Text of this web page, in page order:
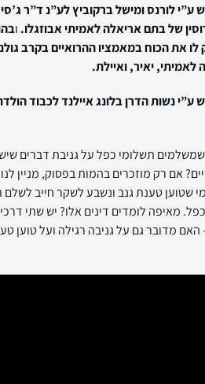
ע”י לורנס ומישל ברקוביץ לע”נ ד”ר
של בתם אריאלה לאמיתי אבוזגלו. ו
יאיר, ואיילת.
ע”י נשות הדרן בלונג איילנד לכבוד
תשלומי כפל על גניבת דברים
אם רק מוזכרים בהמות בפסוק, מניין
שטוען טענת גנב ונשבע לשקר חייב
מאיפה לומדים דינים אלו? יש שתי
מדובר גם על גניבה רגילה ועל טוען